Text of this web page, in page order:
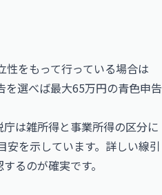
をもって行っている場合は
を選べば最大65万円の青色申告
は雑所得と事業所得の区分に
を示しています。詳しい線引
るのが確実です。